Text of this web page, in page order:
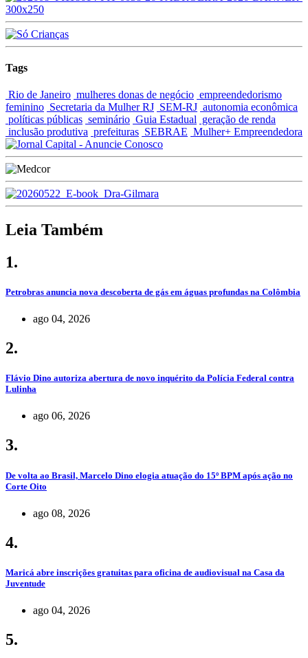
Tags
Rio de Janeiro mulheres donas de negócio empreendedorismo
feminino Secretaria da Mulher RJ SEM-RJ autonomia econômica
políticas públicas seminário Guia Estadual geração de renda
inclusão produtiva prefeituras SEBRAE Mulher+ Empreendedora
Leia Também
1.
Petrobras anuncia nova descoberta de gás em águas profundas na Colômbia
ago 04, 2026
2.
Flávio Dino autoriza abertura de novo inquérito da Polícia Federal contra
Lulinha
ago 06, 2026
3.
De volta ao Brasil, Marcelo Dino elogia atuação do 15º BPM após ação no
Corte Oito
ago 08, 2026
4.
Maricá abre inscrições gratuitas para oficina de audiovisual na Casa da
Juventude
ago 04, 2026
5.